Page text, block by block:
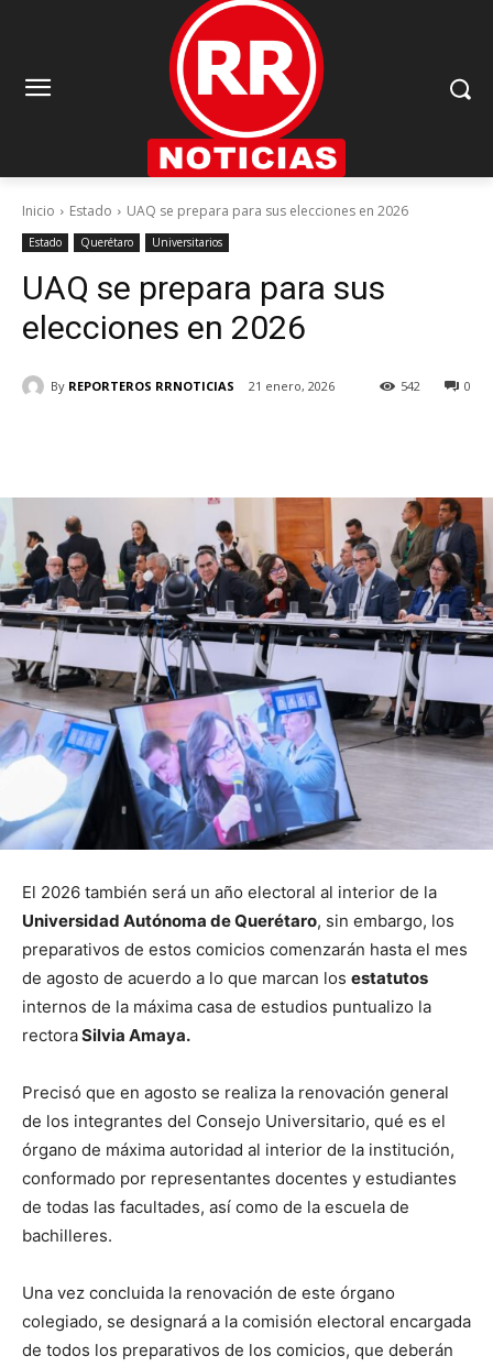
Inicio Estado UAQ se prepara para sus elecciones en 2026
Estado Querétaro Universitarios
UAQ se prepara para sus
elecciones en 2026
By REPORTEROS RRNOTICIAS 21 enero, 2026 0
542
El 2026 también será un año electoral al interior de la
Universidad Autónoma de Querétaro, sin embargo, los
preparativos de estos comicios comenzarán hasta el mes
de agosto de acuerdo a lo que marcan los estatutos
internos de la máxima casa de estudios puntualizo la
rectoraSilvia Amaya.
Precisó que en agosto se realiza la renovación general
de los integrantes del Consejo Universitario, qué es el
órgano de máxima autoridad al interior de la institución,
conformado por representantes docentes y estudiantes
de todas las facultades, así como de la escuela de
bachilleres.
Una vez concluida la renovación de este órgano
colegiado, se designará a la comisión electoral encargada
de todos los preparativos de los comicios, que deberán